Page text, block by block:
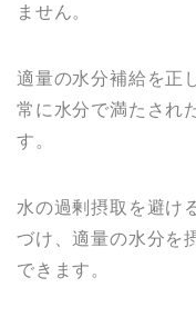
ません。
適量の水分補給を正
常に水分で満たされ
す。
水の過剰摂取を避け
づけ、適量の水分を
できます。